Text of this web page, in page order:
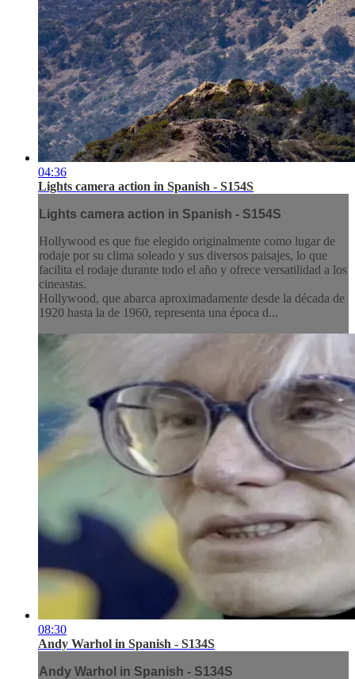
04:36
Lights camera action in Spanish - S154S
Lights camera action in Spanish - S154S
Hollywood es que fue elegido originalmente como lugar de
rodaje por su clima soleado y sus diversos paisajes, lo que
facilita el rodaje durante todo el año y ofrece versatilidad a los
cineastas.
Hollywood, que abarca aproximadamente desde la década de
1920 hasta la de 1960, representa una época d...
08:30
Andy Warhol in Spanish - S134S
Andy Warhol in Spanish - S134S